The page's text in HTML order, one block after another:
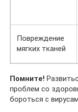
Повреждение
мягких тканей
Помните!
проблем со
бороться с